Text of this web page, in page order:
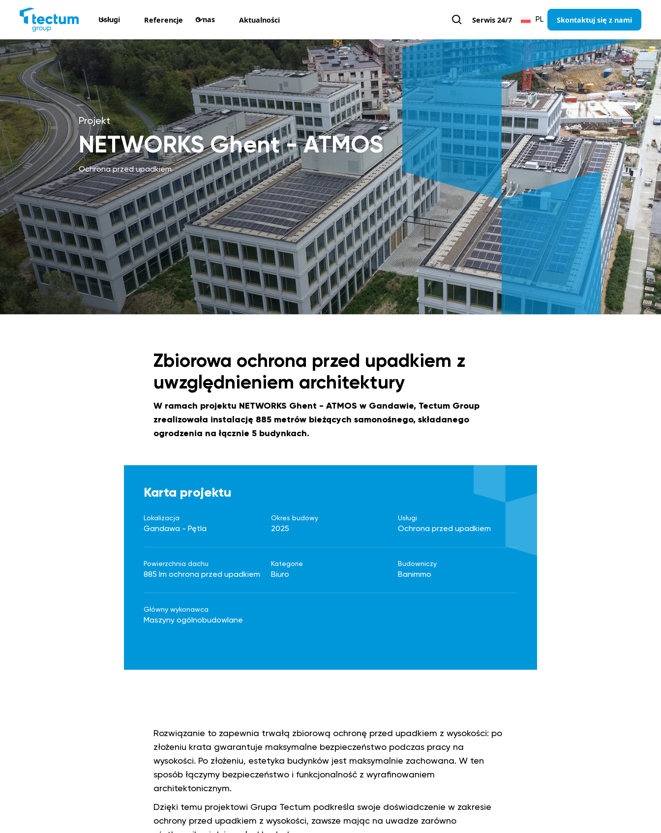
Usługi Referencje O nas Aktualności Serwis 24/7 PL Skontaktuj się z nami
Projekt
NETWORKS Ghent - ATMOS
Ochrona przed upadkiem
Zbiorowa ochrona przed upadkiem z
uwzględnieniem architektury
W ramach projektu NETWORKS Ghent - ATMOS w Gandawie, Tectum Group
zrealizowała instalację 885 metrów bieżących samonośnego, składanego
ogrodzenia na łącznie 5 budynkach.
Karta projektu
Lokalizacja
Gandawa - Pętla
Okres budowy
2025
Usługi
Ochrona przed upadkiem
Powierzchnia dachu
885 lm ochrona przed upadkiem
Kategorie
Biuro
Budowniczy
Banimmo
Główny wykonawca
Maszyny ogólnobudowlane
Rozwiązanie to zapewnia trwałą zbiorową ochronę przed upadkiem z wysokości: po
złożeniu krata gwarantuje maksymalne bezpieczeństwo podczas pracy na
wysokości. Po złożeniu, estetyka budynków jest maksymalnie zachowana. W ten
sposób łączymy bezpieczeństwo i funkcjonalność z wyrafinowaniem
architektonicznym.
Dzięki temu projektowi Grupa Tectum podkreśla swoje doświadczenie w zakresie
ochrony przed upadkiem z wysokości, zawsze mając na uwadze zarówno